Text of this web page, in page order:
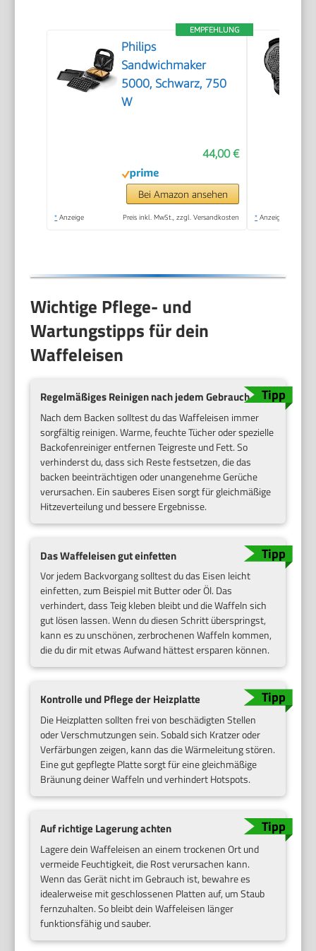
EMPFEHLUNG
Philips
Sandwichmaker
5000, Schwarz, 750
W
44,00 €
Bei Amazon ansehen
* Anzeige Preis inkl. MwSt., zzgl. Versandkosten * Anzeige
Wichtige Pflege- und
Wartungstipps für dein
Waffeleisen
Regelmäßiges Reinigen nach jedem Gebrauch
Nach dem Backen solltest du das Waffeleisen immer
sorgfältig reinigen. Warme, feuchte Tücher oder spezielle
Backofenreiniger entfernen Teigreste und Fett. So
verhinderst du, dass sich Reste festsetzen, die das
backen beeinträchtigen oder unangenehme Gerüche
verursachen. Ein sauberes Eisen sorgt für gleichmäßige
Hitzeverteilung und bessere Ergebnisse.
Das Waffeleisen gut einfetten
Vor jedem Backvorgang solltest du das Eisen leicht
einfetten, zum Beispiel mit Butter oder Öl. Das
verhindert, dass Teig kleben bleibt und die Waffeln sich
gut lösen lassen. Wenn du diesen Schritt überspringst,
kann es zu unschönen, zerbrochenen Waffeln kommen,
die du dir mit etwas Aufwand hättest ersparen können.
Kontrolle und Pflege der Heizplatte
Die Heizplatten sollten frei von beschädigten Stellen
oder Verschmutzungen sein. Sobald sich Kratzer oder
Verfärbungen zeigen, kann das die Wärmeleitung stören.
Eine gut gepflegte Platte sorgt für eine gleichmäßige
Bräunung deiner Waffeln und verhindert Hotspots.
Auf richtige Lagerung achten
Lagere dein Waffeleisen an einem trockenen Ort und
vermeide Feuchtigkeit, die Rost verursachen kann.
Wenn das Gerät nicht im Gebrauch ist, bewahre es
idealerweise mit geschlossenen Platten auf, um Staub
fernzuhalten. So bleibt dein Waffeleisen länger
funktionsfähig und sauber.